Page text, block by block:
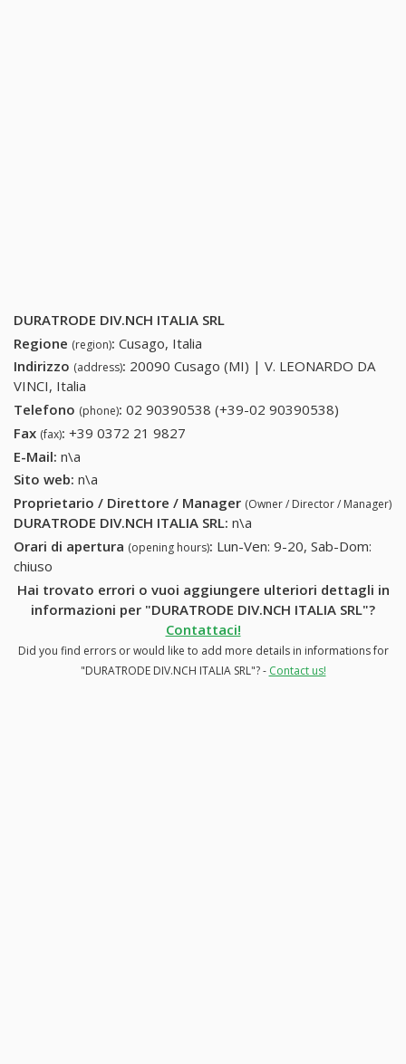
DURATRODE DIV.NCH ITALIA SRL
Regione (region): Cusago, Italia
Indirizzo (address): 20090 Cusago (MI) | V. LEONARDO DA
VINCI, Italia
Telefono (phone): 02 90390538 (+39-02 90390538)
Fax (fax): +39 0372 21 9827
E-Mail: n\a
Sito web: n\a
Proprietario / Direttore / Manager (Owner / Director / Manager)
DURATRODE DIV.NCH ITALIA SRL: n\a
Orari di apertura (opening hours): Lun-Ven: 9-20, Sab-Dom:
chiuso
Hai trovato errori o vuoi aggiungere ulteriori dettagli in
informazioni per "DURATRODE DIV.NCH ITALIA SRL"?
Contattaci!
Did you find errors or would like to add more details in informations for
"DURATRODE DIV.NCH ITALIA SRL"? - Contact us!